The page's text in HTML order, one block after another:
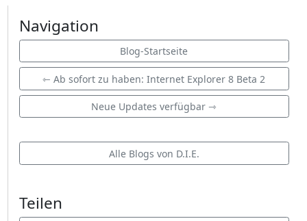
Navigation
Blog-Startseite
⇽ Ab sofort zu haben: Internet Explorer 8 Beta 2
Neue Updates verfügbar ⇾
Alle Blogs von D.I.E.
Teilen